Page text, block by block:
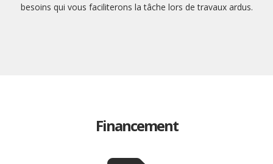
besoins qui vous faciliterons la tâche lors de travaux ardus.
Financement